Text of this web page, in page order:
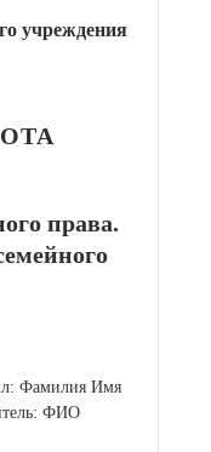
учреждения
права.
Фамилия Имя
ФИО